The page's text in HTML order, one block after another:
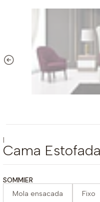
|
Cama
SOMMIER
Mola ensacada Fixo